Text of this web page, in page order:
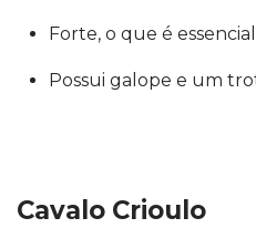
Forte, o que é
Possui galope e um
Cavalo Crioulo